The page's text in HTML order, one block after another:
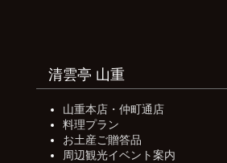
清雲亭 山重
山重本店・仲町通店
料理プラン
お土産ご贈答品
周辺観光イベント案内